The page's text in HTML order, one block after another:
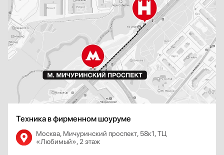
Техника в фирменном шоуруме
Москва, Мичуринский проспект, 58к1, ТЦ
«Любимый», 2 этаж